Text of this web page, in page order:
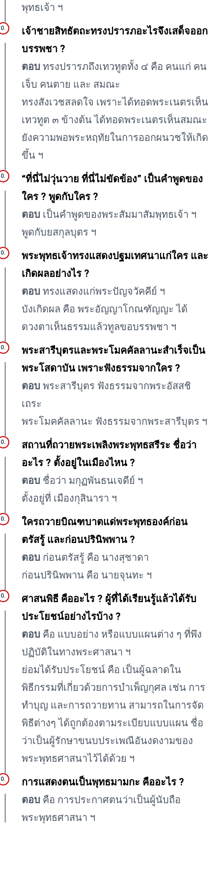
พุทธเจ้า ฯ
เจ้าชายสิทธัตถะทรงปรารภอะไรจึงเสด็จออก
บรรพชา ?
ตอบ ทรงปรารภถึงเทวทูตทั้ง ๔ คือ คนแก่ คน
เจ็บ คนตาย และ สมณะ
ทรงสังเวชสลดใจ เพราะได้ทอดพระเนตรเห็น
เทวทูต ๓ ข้างต้น ได้ทอดพระเนตรเห็นสมณะ
ยังความพอพระหฤทัยในการออกผนวชให้เกิด
ขึ้น ฯ
“ที่นี่ไม่วุ่นวาย ที่นี่ไม่ขัดข้อง” เป็นคำพูดของ
ใคร ? พูดกับใคร ?
ตอบ เป็นคำพูดของพระสัมมาสัมพุทธเจ้า ฯ
พูดกับยสกุลบุตร ฯ
พระพุทธเจ้าทรงแสดงปฐมเทศนาแก่ใคร และ
เกิดผลอย่างไร ?
ตอบ ทรงแสดงแก่พระปัญจวัคคีย์ ฯ
บังเกิดผล คือ พระอัญญาโกณฑัญญะ ได้
ดวงตาเห็นธรรมแล้วทูลขอบรรพชา ฯ
พระสารีบุตรและพระโมคคัลลานะสำเร็จเป็น
พระโสดาบัน เพราะฟังธรรมจากใคร ?
ตอบ พระสารีบุตร ฟังธรรมจากพระอัสสชิ
เถระ
พระโมคคัลลานะ ฟังธรรมจากพระสารีบุตร ฯ
สถานที่ถวายพระเพลิงพระพุทธสรีระ ชื่อว่า
อะไร ? ตั้งอยู่ในเมืองไหน ?
ตอบ ชื่อว่า มกุฏพันธนเจดีย์ ฯ
ตั้งอยู่ที่ เมืองกุสินารา ฯ
ใครถวายบิณฑบาตแด่พระพุทธองค์ก่อน
ตรัสรู้ และก่อนปรินิพพาน ?
ตอบ ก่อนตรัสรู้ คือ นางสุชาดา
ก่อนปรินิพพาน คือ นายจุนทะ ฯ
ศาสนพิธี คืออะไร ? ผู้ที่ได้เรียนรู้แล้วได้รับ
ประโยชน์อย่างไรบ้าง ?
ตอบ คือ แบบอย่าง หรือแบบแผนต่าง ๆ ที่พึง
ปฏิบัติในทางพระศาสนา ฯ
ย่อมได้รับประโยชน์ คือ เป็นผู้ฉลาดใน
พิธีกรรมที่เกี่ยวด้วยการบำเพ็ญกุศล เช่น การ
ทำบุญ และการถวายทาน สามารถในการจัด
พิธีต่างๆ ได้ถูกต้องตามระเบียบแบบแผน ชื่อ
ว่าเป็นผู้รักษาขนบประเพณีอันงดงามของ
พระพุทธศาสนาไว้ได้ด้วย ฯ
การแสดงตนเป็นพุทธมามกะ คืออะไร ?
ตอบ คือ การประกาศตนว่าเป็นผู้นับถือ
พระพุทธศาสนา ฯ